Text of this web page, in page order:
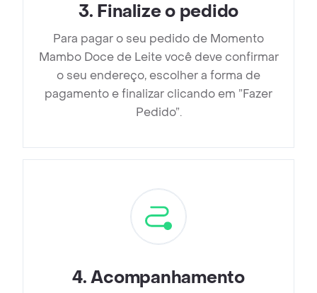
3. Finalize o pedido
Para pagar o seu pedido de Momento
Mambo Doce de Leite você deve confirmar
o seu endereço, escolher a forma de
pagamento e finalizar clicando em ”Fazer
Pedido”.
4.Acompanhamento